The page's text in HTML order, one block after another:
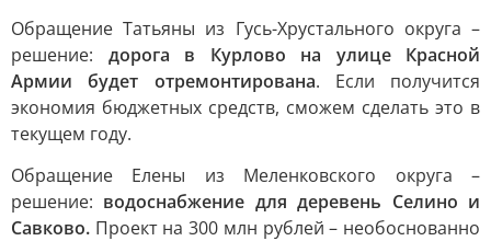
Обращение Татьяны из Гусь-Хрустального округа –
решение: дорога в Курлово на улице Красной
Армии будет отремонтирована. Если получится
экономия бюджетных средств, сможем сделать это в
текущем году.
Обращение Елены из Меленковского округа –
решение: водоснабжение для деревень Селино и
Савково. Проект на 300 млн рублей – необоснованно